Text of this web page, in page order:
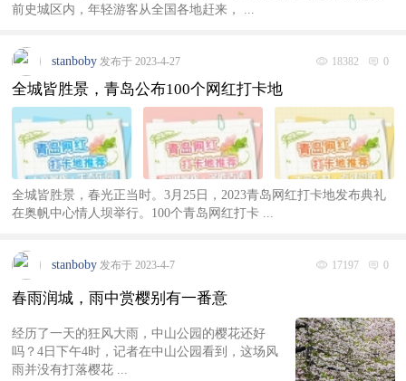
前史城区内，年轻游客从全国各地赶来， ...
18382 0
stanboby 发布于 2023-4-27
全城皆胜景，青岛公布100个网红打卡地
全城皆胜景，春光正当时。3月25日，2023青岛网红打卡地发布典礼
在奥帆中心情人坝举行。100个青岛网红打卡 ...
17197 0
stanboby 发布于 2023-4-7
春雨润城，雨中赏樱别有一番意
经历了一天的狂风大雨，中山公园的樱花还好
吗？4日下午4时，记者在中山公园看到，这场风
雨并没有打落樱花 ...